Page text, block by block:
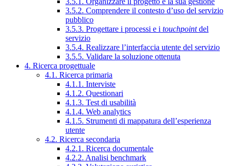
3.5.2. Comprendere il contesto d’uso del servizio
pubblico
3.5.3. Progettare i processi e i touchpointdel
servizio
3.5.4. Realizzare l’interfaccia utente del servizio
3.5.5. Validare la soluzione ottenuta
4. Ricerca progettuale
4.1. Ricerca primaria
4.1.1. Interviste
4.1.2. Questionari
4.1.3. Test di usabilità
4.1.4. Web analytics
4.1.5. Strumenti di mappatura dell’esperienza
utente
4.2. Ricerca secondaria
4.2.1. Ricerca documentale
4.2.2. Analisi benchmark